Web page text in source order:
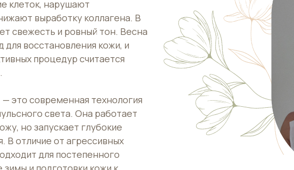
клеток, нарушают
выработку коллагена. В
свежесть и ровный тон. Весна
восстановления кожи, и
процедур считается
это современная технология
света. Она работает
но запускает глубокие
В отличие от агрессивных
для постепенного